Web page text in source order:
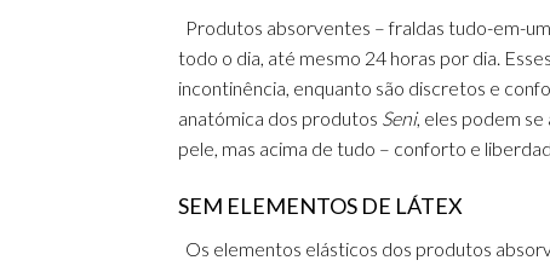
Produtos absorventes – fraldas tudo-em-
todo o dia, até mesmo 24 horas por dia.
incontinência, enquanto são discretos e
anatómica dos produtos Seni, eles podem
pele, mas acima de tudo – conforto e
SEM ELEMENTOS DE LÁTEX
Os elementos elásticos dos produtos